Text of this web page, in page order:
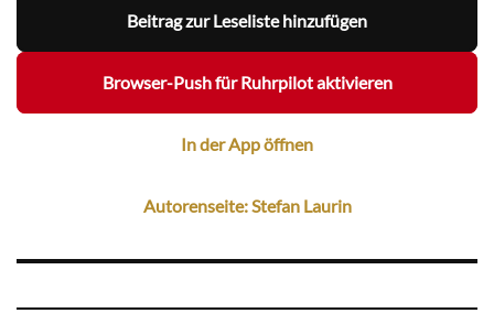
Beitrag zur Leseliste hinzufügen
Browser-Push für Ruhrpilot aktivieren
In der App öffnen
Autorenseite: Stefan Laurin